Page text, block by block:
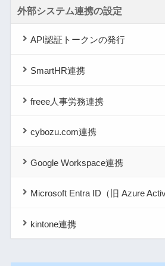
外部システム連携の設定
API認証トークンの発行
SmartHR連携
freee人事労務連携
cybozu.com連携
Google Workspace連携
Microsoft Entra ID（旧 Azure
kintone連携